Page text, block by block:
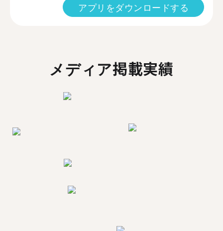
アプリをダウンロードする
メディア掲載実績